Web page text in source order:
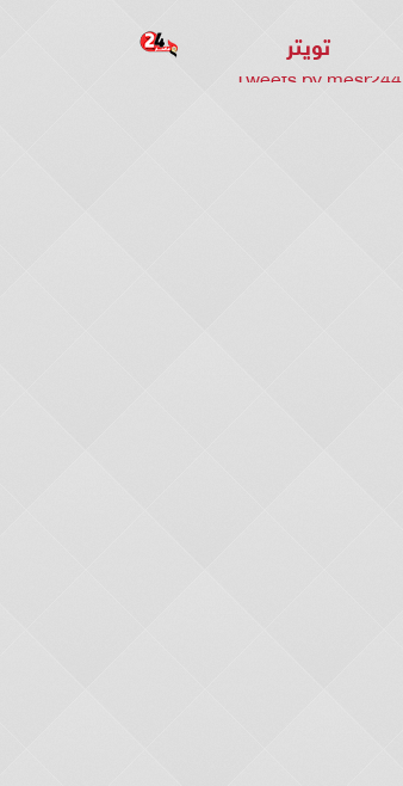
تويتر
Tweets by mesr244